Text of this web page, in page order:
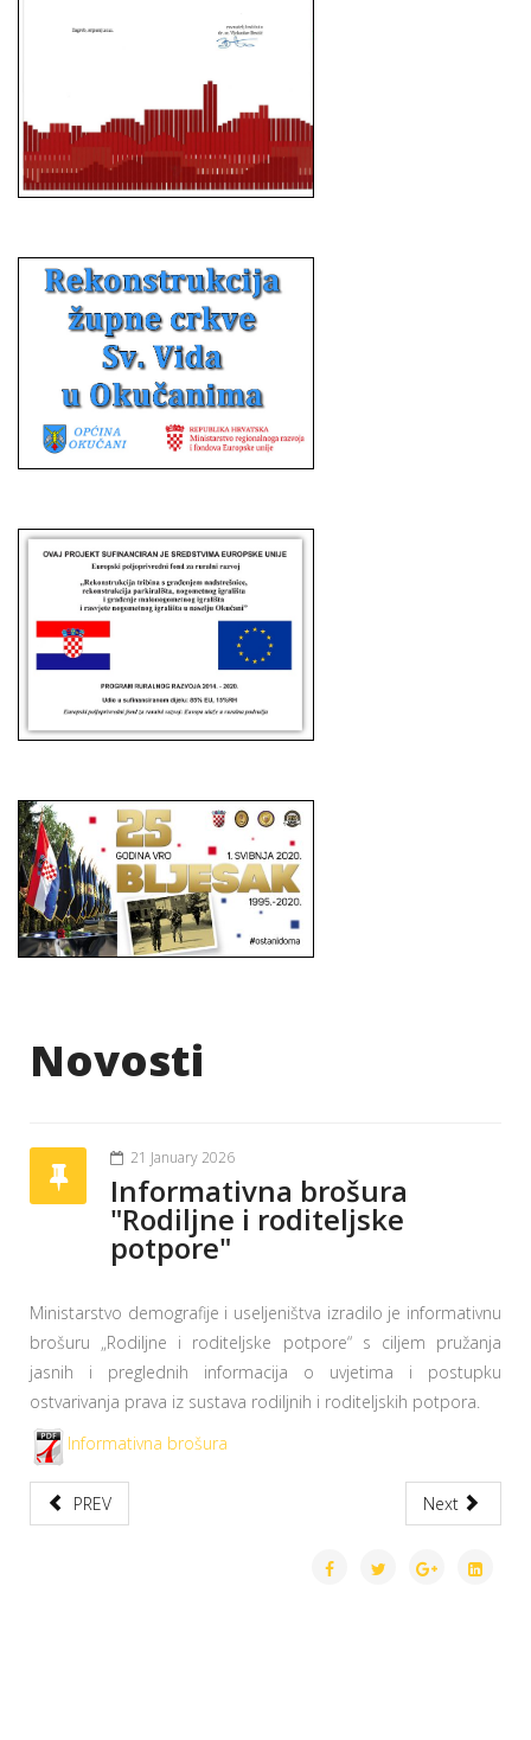
Novosti
21 January 2026
Informativna brošura
"Rodiljne i roditeljske
potpore"
Ministarstvo demografije i useljeništva izradilo je informativnu
brošuru „Rodiljne i roditeljske potpore“ s ciljem pružanja
jasnih i preglednih informacija o uvjetima i postupku
ostvarivanja prava iz sustava rodiljnih i roditeljskih potpora.
Informativna brošura
PREV Next